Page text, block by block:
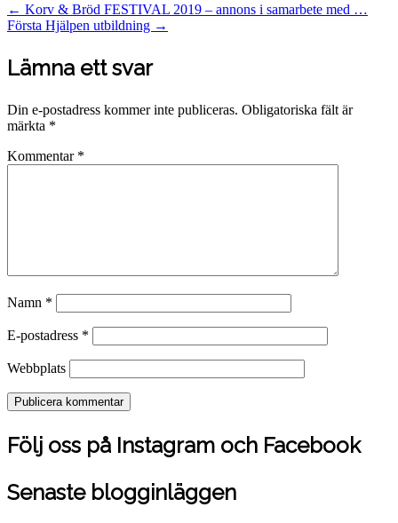
Post
navigation
← Korv & Bröd FESTIVAL 2019 – annons i samarbete med …
Första Hjälpen utbildning →
Lämna ett svar
Din e-postadress kommer inte publiceras. Obligatoriska fält är
märkta *
Kommentar *
Namn *
E-postadress *
Webbplats
Följ oss på Instagram och Facebook
Senaste blogginläggen